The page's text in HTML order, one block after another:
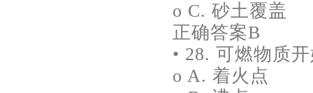
o C. 砂土覆盖
正确答案B
• 28. 可燃物质
o A. 着火点